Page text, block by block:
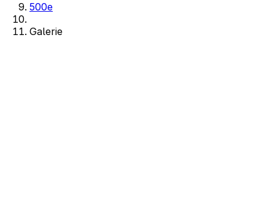
500e
Galerie